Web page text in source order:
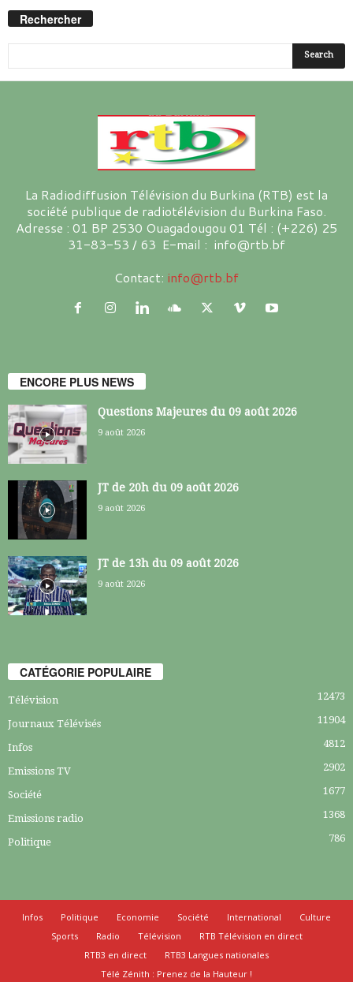
Rechercher
La Radiodiffusion Télévision du Burkina (RTB) est la
société publique de radiotélévision du Burkina Faso.
Adresse : 01 BP 2530 Ouagadougou 01 Tél : (+226) 25
31-83-53 / 63 E-mail : info@rtb.bf
Contact: info@rtb.bf
ENCORE PLUS NEWS
Questions Majeures du 09 août 2026
9 août 2026
JT de 20h du 09 août 2026
9 août 2026
JT de 13h du 09 août 2026
9 août 2026
CATÉGORIE POPULAIRE
Télévision 12473
Journaux Télévisés 11904
Infos 4812
Emissions TV 2902
Société 1677
Emissions radio 1368
Politique 786
Infos Politique Economie Société International
Culture
Sports
Radio Télévision
RTB Télévision en direct
RTB3 en direct
RTB3 Langues nationales
Télé Zénith : Prenez de la Hauteur !